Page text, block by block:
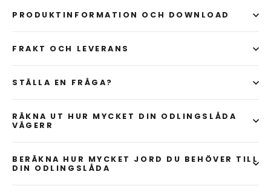
PRODUKTINFORMATION OCH DOWNLOAD
FRAKT OCH LEVERANS
STÄLLA EN FRÅGA?
RÄKNA UT HUR MYCKET DIN ODLINGSLÅDA
VÄGERR
BERÄKNA HUR MYCKET JORD DU BEHÖVER TILL
DIN ODLINGSLÅDA